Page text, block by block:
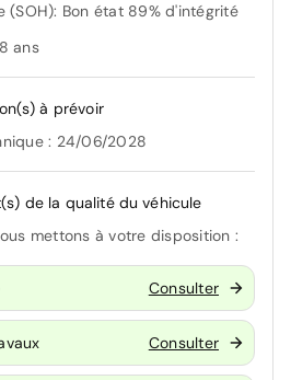
(SOH): Bon état 89% d'intégrité
ans
à prévoir
: 24/06/2028
de la qualité du véhicule
mettons à votre disposition :
Consulter
Consulter